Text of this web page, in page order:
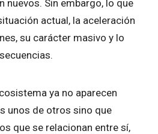
nuevos. Sin embargo, lo que
actual, la aceleración
su carácter masivo y lo
ya no aparecen
unos de otros sino que
que se relacionan entre sí,